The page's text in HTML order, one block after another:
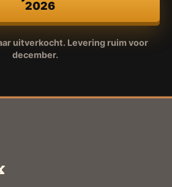
2026
uitverkocht. Levering ruim voor
december.